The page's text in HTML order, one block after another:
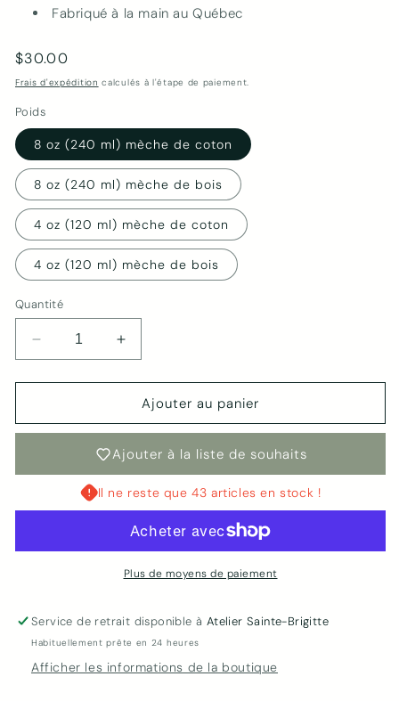
Fabriqué à la main au Québec
Prix
habituel
$30.00
Frais d'expédition calculés à l'étape de paiement.
Poids
8 oz (240 ml) mèche de coton
8 oz (240 ml) mèche de bois
4 oz (120 ml) mèche de coton
4 oz (120 ml) mèche de bois
Quantité
Réduire
la
quantité
Bougie
Vanille
Bleuetière
Augmenter
la
quantité
Bougie
&amp;
Vanille
|
Bleuetière
Ajouter au panier
Ajouter à la liste de souhaits
Il ne reste que 43 articles en stock !
Plus de moyens de paiement
Service de retrait disponible à Atelier Sainte-Brigitte
Habituellement prête en 24 heures
Afficher les informations de la boutique
Connexion requise
Connectez-vous à votre compte pour ajouter